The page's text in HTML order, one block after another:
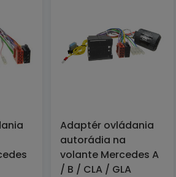
Adaptér ovládania
autorádia na
volante Mercedes A
/ B / CLA / GLA